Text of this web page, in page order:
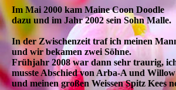
Im Mai 2000 kam Maine Coon Doodle
dazu und im Jahr 2002 sein Sohn Malle.
In der Zwischenzeit traf ich meinen
und wir bekamen zwei Söhne.
Frühjahr 2008 war dann sehr traurig,
musste Abschied von Arba-A und Willow
und meinen großen Weissen Spitz Kees